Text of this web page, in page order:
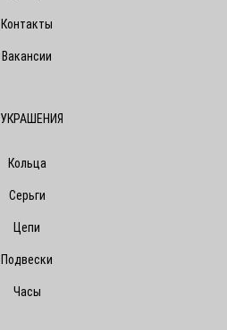
Контакты
Вакансии
УКРАШЕНИЯ
Кольца
Серьги
Цепи
Подвески
Часы